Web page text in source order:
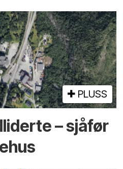
PLUSS
– sjåfør